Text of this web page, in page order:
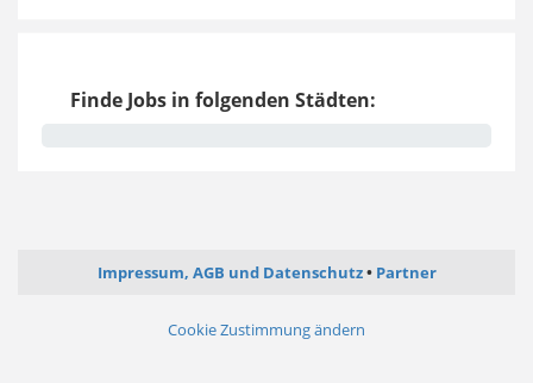
Finde Jobs in folgenden Städten:
Impressum, AGB und Datenschutz Partner
Cookie Zustimmung ändern